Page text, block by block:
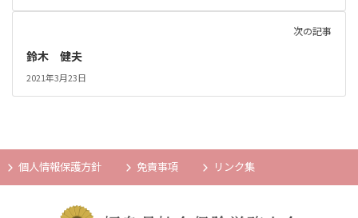
次の記事
鈴木 健夫
2021年3月23日
個人情報保護方針 免責事項 リンク集